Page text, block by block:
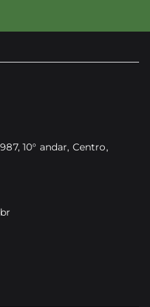
10° andar, Centro,